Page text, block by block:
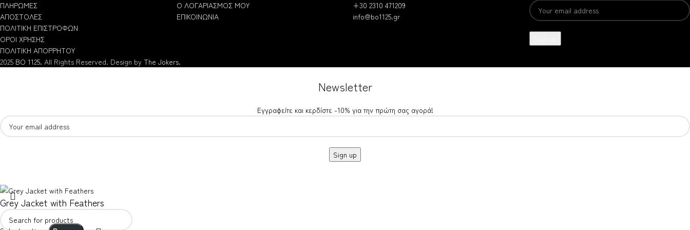
ΠΛΗΡΩΜΕΣ
ΑΠΟΣΤΟΛΕΣ
ΠΟΛΙΤΙΚΗ ΕΠΙΣΤΡΟΦΩΝ
ΟΡΟΙ ΧΡΗΣΗΣ
ΠΟΛΙΤΙΚΗ ΑΠΟΡΡΗΤΟΥ
Ο ΛΟΓΑΡΙΑΣΜΟΣ ΜΟΥ
ΕΠΙΚΟΙΝΩΝΙΑ
+30 2310 471209
info@bo1125.gr
2025 BO 1125. All Rights Reserved. Design by The Jokers.
Newsletter
Εγγραφείτε και κερδίστε -10% για την πρώτη σας αγορά!
Grey Jacket with Feathers